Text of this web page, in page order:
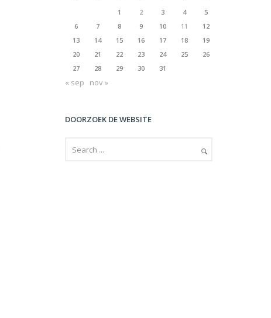
1
2 3 4
5
6
7 8 9 10 11
12
13
14 15 16 17 18
19
20
21 22 23 24 25
26
27
28 29 30 31
« sep nov »
DOORZOEK DE WEBSITE